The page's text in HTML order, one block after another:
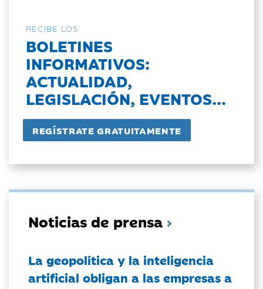
RECIBE LOS
BOLETINES
INFORMATIVOS:
ACTUALIDAD,
LEGISLACIÓN, EVENTOS...
Noticias de prensa
La geopolítica y la inteligencia
artificial obligan a las empresas a